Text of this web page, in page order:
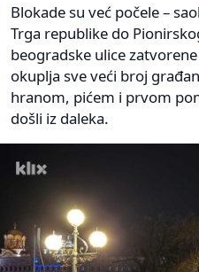
Blokade su već počele –
Trga republike do
beogradske ulice
okuplja sve veći broj
hranom, pićem i prvom
došli iz daleka.